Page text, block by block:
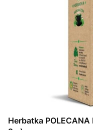
Herbatka POLECANA